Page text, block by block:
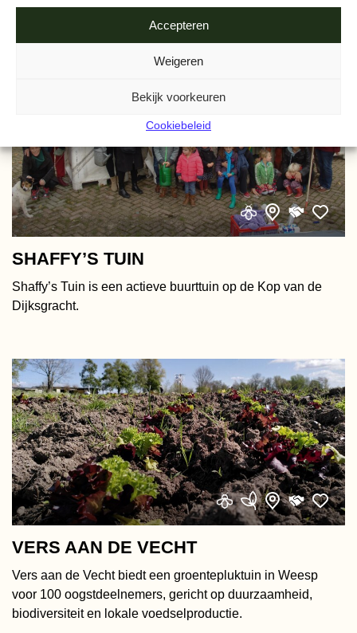
Accepteren
Weigeren
Bekijk voorkeuren
Cookiebeleid
SHAFFY’S TUIN
Shaffy’s Tuin is een actieve buurttuin op de Kop van de
Dijksgracht.
VERS AAN DE VECHT
Vers aan de Vecht biedt een groentepluktuin in Weesp
voor 100 oogstdeelnemers, gericht op duurzaamheid,
biodiversiteit en lokale voedselproductie.